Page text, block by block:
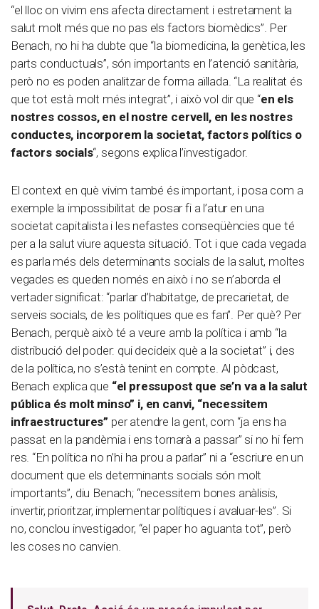
“el lloc on vivim ens afecta directament i estretament la
salut molt més que no pas els factors biomèdics”. Per
Benach, no hi ha dubte que “la biomedicina, la genètica, les
parts conductuals”, són importants en l’atenció sanitària,
però no es poden analitzar de forma aïllada. “La realitat és
que tot està molt més integrat”, i això vol dir que “en els
nostres cossos, en el nostre cervell, en les nostres
conductes, incorporem la societat, factors polítics o
factors socials“, segons explica l’investigador.
El context en què vivim també és important, i posa com a
exemple la impossibilitat de posar fi a l’atur en una
societat capitalista i les nefastes conseqüències que té
per a la salut viure aquesta situació. Tot i que cada vegada
es parla més dels determinants socials de la salut, moltes
vegades es queden només en això i no se n’aborda el
vertader significat: “parlar d’habitatge, de precarietat, de
serveis socials, de les polítiques que es fan”. Per què? Per
Benach, perquè això té a veure amb la política i amb “la
distribució del poder: qui decideix què a la societat” i, des
de la política, no s’està tenint en compte. Al pòdcast,
Benach explica que “el pressupost que se’n va a la salut
pública és molt minso” i, en canvi, “necessitem
infraestructures” per atendre la gent, com “ja ens ha
passat en la pandèmia i ens tornarà a passar” si no hi fem
res. “En política no n’hi ha prou a parlar” ni a “escriure en un
document que els determinants socials són molt
importants”, diu Benach; “necessitem bones anàlisis,
invertir, prioritzar, implementar polítiques i avaluar-les”. Si
no, conclou investigador, “el paper ho aguanta tot”, però
les coses no canvien.